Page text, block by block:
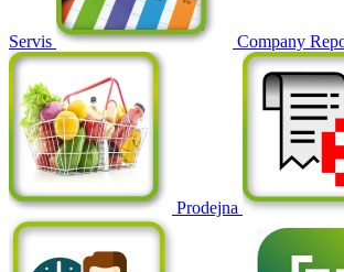
Servis Company
Prodejna